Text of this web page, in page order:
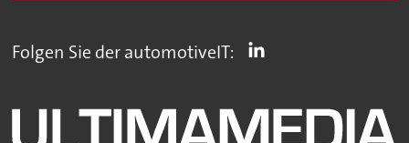
Folgen Sie der automotiveIT: